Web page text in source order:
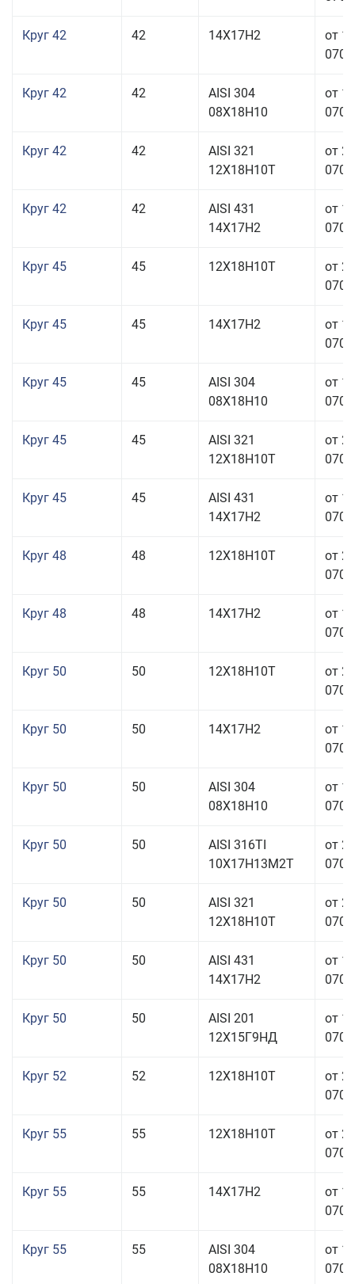
Круг 42 42 14Х17Н2
от
Круг 42 42
AISI 304
08Х18Н10
от
Круг 42 42
AISI 321
12Х18Н10Т
от
Круг 42 42
AISI 431
14Х17Н2
от
Круг 45 45 12Х18Н10Т
от
Круг 45 45 14Х17Н2
от
Круг 45 45
AISI 304
08Х18Н10
от
Круг 45 45
AISI 321
12Х18Н10Т
от
Круг 45 45
AISI 431
14Х17Н2
от
Круг 48 48 12Х18Н10Т
от
Круг 48 48 14Х17Н2
от
Круг 50 50 12Х18Н10Т
от
Круг 50 50 14Х17Н2
от
Круг 50 50
AISI 304
08Х18Н10
от
Круг 50 50
AISI 316TI
10Х17Н13М2Т
от
Круг 50 50
AISI 321
12Х18Н10Т
от
Круг 50 50
AISI 431
14Х17Н2
от
Круг 50 50
AISI 201
12Х15Г9НД
от
Круг 52 52 12Х18Н10Т
от
Круг 55 55 12Х18Н10Т
от
Круг 55 55 14Х17Н2
от
Круг 55 55
AISI 304
08Х18Н10
от